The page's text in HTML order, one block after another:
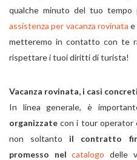
qualche minuto del tuo tempo
assistenza per vacanza rovinata e
metteremo in contatto con te
rispettare i tuoi diritti di turista!
Vacanza rovinata, i casi concreti
In linea generale, è
organizzate con i tour operator
non soltanto il contratto
promesso nelcatalogo delle